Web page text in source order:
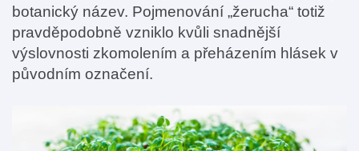
botanický název. Pojmenování „žerucha“ totiž
pravděpodobně vzniklo kvůli snadnější
výslovnosti zkomolením a přeházením hlásek v
původním označení.